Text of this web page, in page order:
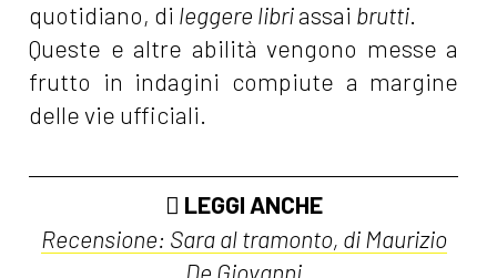
quotidiano, di leggere libriassai brutti.
Queste e altre abilità vengono messe a
frutto in indagini compiute a margine
delle vie ufficiali.
LEGGI ANCHE
Recensione: Sara al tramonto, di Maurizio
De Giovanni